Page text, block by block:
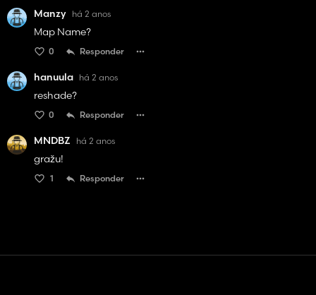
Manzy há 2 anos
Map Name?
0 Responder
hanuula há 2 anos
reshade?
0 Responder
MNDBZ há 2 anos
gražu!
1 Responder